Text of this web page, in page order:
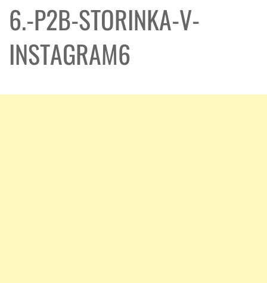
6.-P2B-STORINKA-V-
INSTAGRAM6